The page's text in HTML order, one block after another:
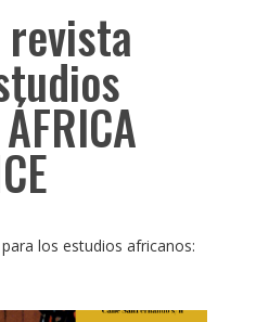
revista
los estudios africanos: